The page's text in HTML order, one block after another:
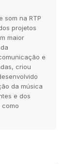
som na RTP
projetos
maior
e
criou
da música
e dos
como